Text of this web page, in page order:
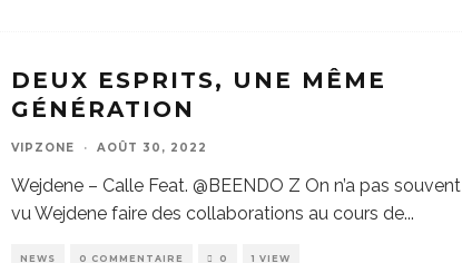
DEUX ESPRITS, UNE MÊME
GÉNÉRATION
VIPZONE · AOÛT 30, 2022
Wejdene – Calle Feat. @BEENDO Z On n’a pas souvent
vu Wejdene faire des collaborations au cours de...
NEWS 0 COMMENTAIRE 0 1 VIEW